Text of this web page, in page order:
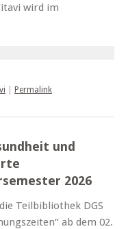
wird im
Permalink
und
2026
Teilbibliothek DGS
ab dem 02.